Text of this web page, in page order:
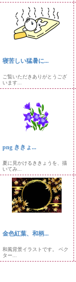
寝苦しい猛暑に...
ご覧いただきありがとうござ
います...
png ききょ...
夏に見かけるききょうを、描
いてみ...
金色紅葉、和柄...
和風背景イラストです。 ベク
ター...